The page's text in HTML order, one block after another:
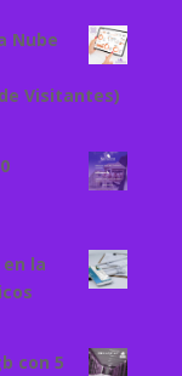
Nube
Visitantes)
la
con 5